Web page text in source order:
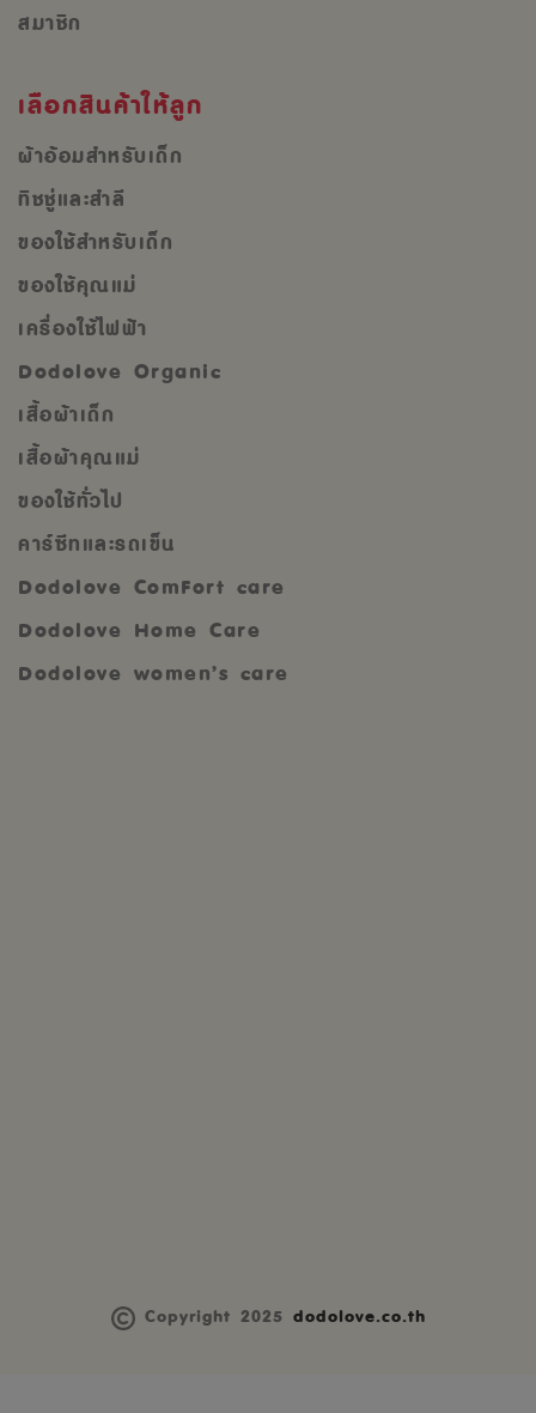
สมาชิก
เลือกสินค้าให้ลูก
ผ้าอ้อมสำหรับเด็ก
ทิชชู่และสำลี
ของใช้สำหรับเด็ก
ของใช้คุณแม่
เครื่องใช้ไฟฟ้า
Dodolove Organic
เสื้อผ้าเด็ก
เสื้อผ้าคุณแม่
ของใช้ทั่วไป
คาร์ซีทและรถเข็น
Dodolove ComFort care
Dodolove Home Care
Dodolove women’s care
Copyright 2025 dodolove.co.th